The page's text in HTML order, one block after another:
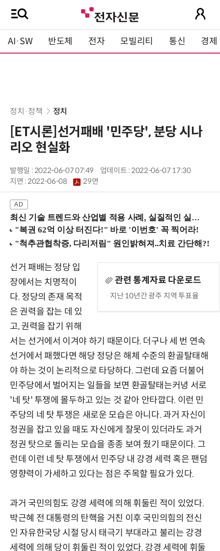
AI·SW 반도체 전자 모빌리티 통신 경제
정치·정책 정치
[ET시론]선거패배 '민주당', 분당 시나
리오 현실화
발행일 : 2022-06-07 07:49
업데이트 : 2022-06-07 17:30
지면 :2022-06-08 29면
최신 기술 트렌드와 산업별 적용 사례, 실질적인 실행 전략을 공유 (9/18 양재역)
관련 통계자료 다운로드
지난 10년간 광주 지역 투표율
선거 패배는 정당 입
장에서는 치명적이
다. 정당의 존재 목적
은 권력을 잡는 데 있
고, 권력을 잡기 위해
서는 선거에서 이겨야 하기 때문이다. 더구나 세 번 연속
선거에서 패했다면 해당 정당은 해체 수준의 환골탈태해
야 하는 것이 논리적으로 타당하다. 그런데 요즘 더불어
민주당에서 벌어지는 일들을 보면 환골탈태는커녕 서로
'네 탓' 투쟁에 몰두하고 있는 것 같아 안타깝다. 이런 민
주당의 네 탓 투쟁은 새로운 모습은 아니다. 과거 자신이
정권을 잡고 있을 때도 자신에게 잘못이 있더라도 과거
정권 탓으로 돌리는 모습을 종종 보여 줬기 때문이다. 그
런데 이런 네 탓 투쟁에서 민주당 내 강경 세력 혹은 팬덤
영향력이 가세하고 있다는 점은 주목할 필요가 있다.
과거 국민의힘도 강경 세력에 의해 휘둘린 적이 있었다.
박근혜 전 대통령의 탄핵을 거친 이후 국민의힘의 전신
인 자유한국당 시절 당시 태극기 부대라고 불리는 강경
세력에 의해 당이 휘둘린 적이 있었다. 강경 세력에 휘둘